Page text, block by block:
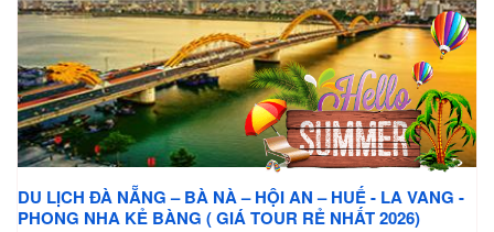
DU LỊCH ĐÀ NẴNG – BÀ NÀ – HỘI AN – HUẾ - LA VANG -
PHONG NHA KẺ BÀNG ( GIÁ TOUR RẺ NHẤT 2026)